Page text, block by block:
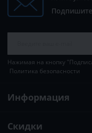
Нажимая на кнопку
Политика безопасности
Информация
Скидки